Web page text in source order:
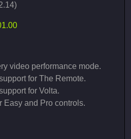
video performance mode.
for The Remote.
for Volta.
Easy and Pro controls.